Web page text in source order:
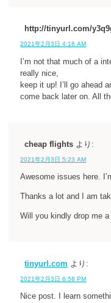
http://tinyurl.com/
2021年2月3日 4:16 AM
I’m not that much of a
really nice,
keep it up! I’ll go ahead
come back later on. All
cheap flights より:
2021年2月3日 5:23 AM
Awesome issues here.
Thanks a lot and I am
Will you kindly drop me a
tinyurl.com より:
2021年2月3日 6:58 PM
Nice post. I learn